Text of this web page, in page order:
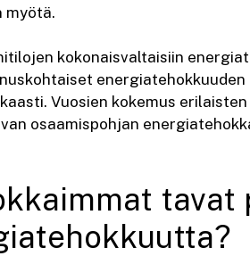
myötä.
kokonaisvaltaisiin
Vuosien kokemus
osaamispohjan
tavat